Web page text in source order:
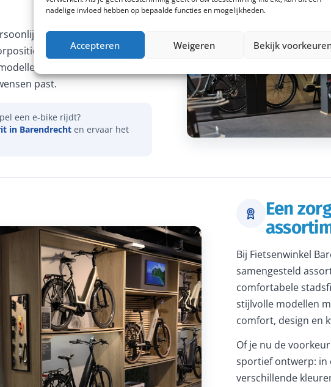
nadelige invloed hebben op bepaalde functies en mogelijkheden.
Accepteren Weigeren Bekijk
advies over onder meer
en actieradius. Samen
zodat je een e-bike
past.
een e-bike rijdt?
in Barendrecht en ervaar het
Een
Bij Fietsenwinkel
samengesteld
comfortabele
stijlvolle modellen
comfort, design en
Of je nu de
sportief ontwerp: in
verschillende